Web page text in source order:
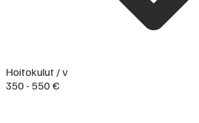
Hoitokulut / v
350 - 550 €